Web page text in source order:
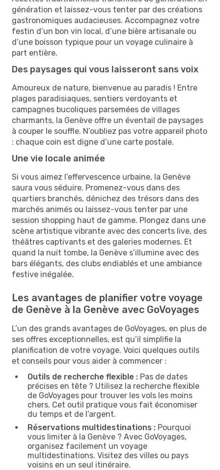
génération et laissez-vous tenter par des créations
gastronomiques audacieuses. Accompagnez votre
festin d’un bon vin local, d’une bière artisanale ou
d’une boisson typique pour un voyage culinaire à
part entière.
Des paysages qui vous laisseront sans voix
Amoureux de nature, bienvenue au paradis ! Entre
plages paradisiaques, sentiers verdoyants et
campagnes bucoliques parsemées de villages
charmants, la Genève offre un éventail de paysages
à couper le souffle. N’oubliez pas votre appareil photo
: chaque coin est digne d’une carte postale.
Une vie locale animée
Si vous aimez l’effervescence urbaine, la Genève
saura vous séduire. Promenez-vous dans des
quartiers branchés, dénichez des trésors dans des
marchés animés ou laissez-vous tenter par une
session shopping haut de gamme. Plongez dans une
scène artistique vibrante avec des concerts live, des
théâtres captivants et des galeries modernes. Et
quand la nuit tombe, la Genève s’illumine avec des
bars élégants, des clubs endiablés et une ambiance
festive inégalée.
Les avantages de planifier votre voyage
de Genève à la Genève avec GoVoyages
L’un des grands avantages de GoVoyages, en plus de
ses offres exceptionnelles, est qu’il simplifie la
planification de votre voyage. Voici quelques outils
et conseils pour vous aider à commencer :
Outils de recherche flexible : Pas de dates
précises en tête ? Utilisez la recherche flexible
de GoVoyages pour trouver les vols les moins
chers. Cet outil pratique vous fait économiser
du temps et de l’argent.
Réservations multidestinations : Pourquoi
vous limiter à la Genève ? Avec GoVoyages,
organisez facilement un voyage
multidestinations. Visitez des villes ou pays
voisins en un seul itinéraire.